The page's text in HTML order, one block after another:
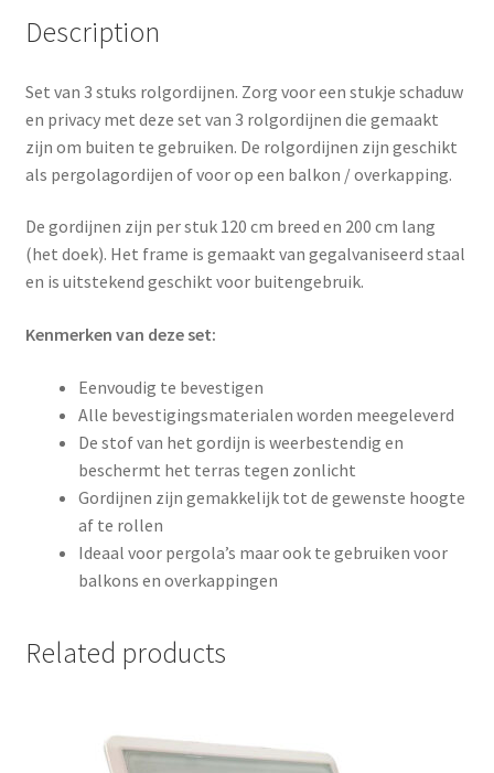
Description
Set van 3 stuks rolgordijnen. Zorg voor een stukje schaduw
en privacy met deze set van 3 rolgordijnen die gemaakt
zijn om buiten te gebruiken. De rolgordijnen zijn geschikt
als pergolagordijen of voor op een balkon / overkapping.
De gordijnen zijn per stuk 120 cm breed en 200 cm lang
(het doek). Het frame is gemaakt van gegalvaniseerd staal
en is uitstekend geschikt voor buitengebruik.
Kenmerken van deze set:
Eenvoudig te bevestigen
Alle bevestigingsmaterialen worden meegeleverd
De stof van het gordijn is weerbestendig en
beschermt het terras tegen zonlicht
Gordijnen zijn gemakkelijk tot de gewenste hoogte
af te rollen
Ideaal voor pergola’s maar ook te gebruiken voor
balkons en overkappingen
Related products